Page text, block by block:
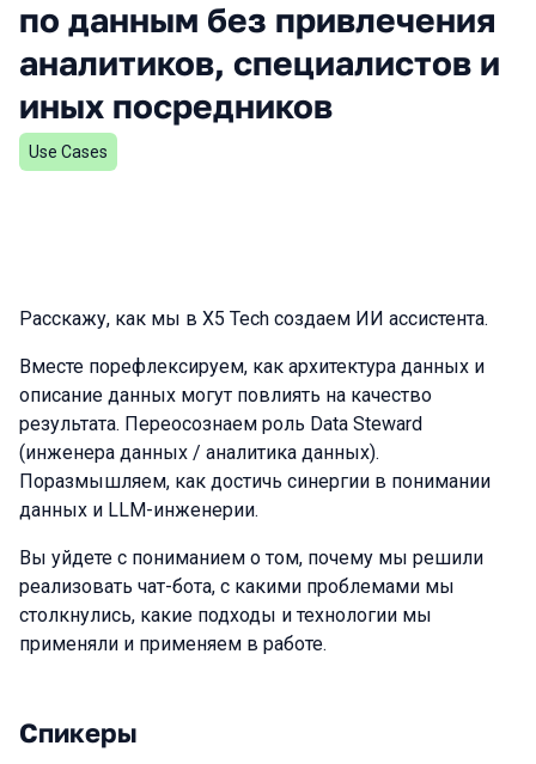
по данным без привлечения
аналитиков, специалистов и
иных посредников
Use Cases
Расскажу, как мы в X5 Tech создаем ИИ ассистента.
Вместе порефлексируем, как архитектура данных и
описание данных могут повлиять на качество
результата. Переосознаем роль Data Steward
(инженера данных / аналитика данных).
Поразмышляем, как достичь синергии в понимании
данных и LLM-инженерии.
Вы уйдете с пониманием о том, почему мы решили
реализовать чат-бота, с какими проблемами мы
столкнулись, какие подходы и технологии мы
применяли и применяем в работе.
Спикеры